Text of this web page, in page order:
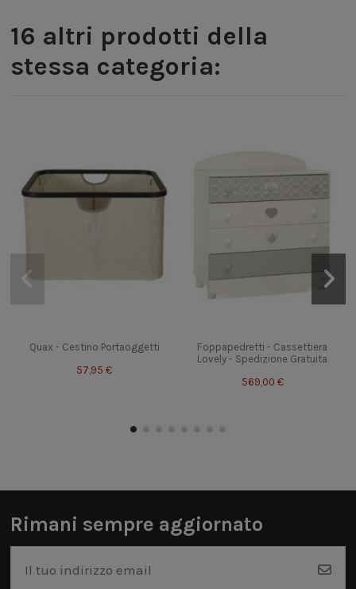
16 altri prodotti della
stessa categoria:
Quax - Cestino Portaoggetti
57,95 €
Foppapedretti - Cassettiera
Lovely - Spedizione Gratuita
569,00 €
Rimani sempre aggiornato